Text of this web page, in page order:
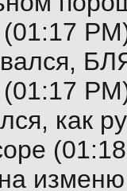
как
изменю